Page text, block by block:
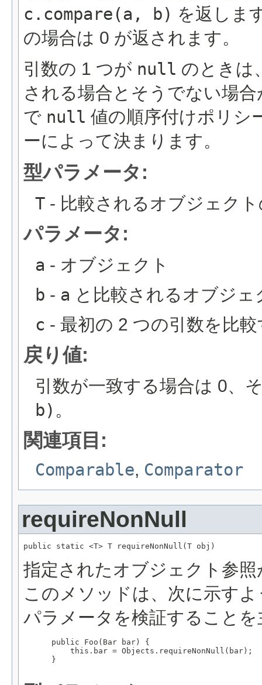
c.compare(a, b) を返しま
の場合は 0 が返されます。
引数の 1 つが null のときは
される場合とそうでない場
で null 値の順序付けポリシ
ーによって決まります。
型パラメータ:
T - 比較されるオブジェク
パラメータ:
a - オブジェクト
b - a と比較されるオブジェ
c - 最初の 2 つの引数を比
戻り値:
引数が一致する場合は 0、
b) 。
関連項目:
Comparable, Comparator
requireNonNull
public static <T> T requireNonNull(T obj)
指定されたオブジェクト参
このメソッドは、次に示す
パラメータを検証すること
public Foo(Bar bar) {
     this.bar = Objects.requireNonNull(bar);
}